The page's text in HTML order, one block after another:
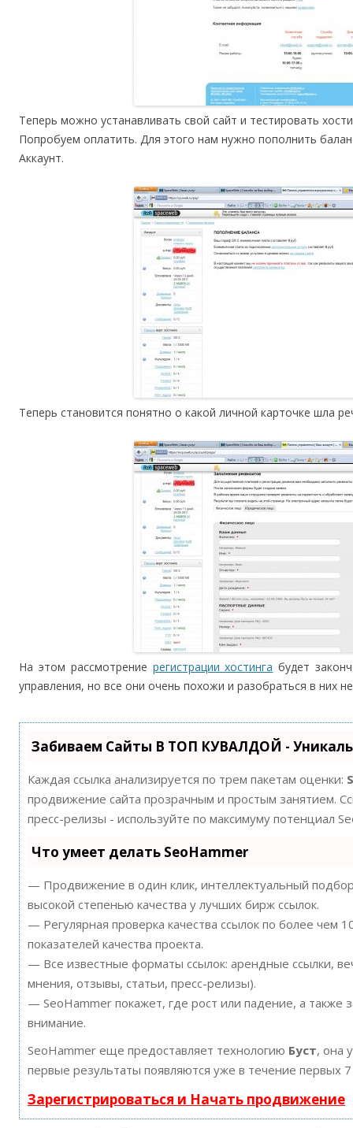
Теперь можно устанавливать свой сайт и тестировать
Попробуем оплатить. Для этого нам нужно пополнить
Аккаунт.
Теперь становится понятно о какой личной карточке шла
На этом рассмотрение регистрации хостинга будет
управления, но все они очень похожи и разобраться в них
Забиваем Сайты В ТОП КУВАЛДОЙ -
Каждая ссылка анализируется по трем пакетам оценки:
продвижение сайта прозрачным и простым занятием.
пресс-релизы - используйте по максимуму потенциал
Что умеет делать SeoHammer
— Продвижение в один клик, интеллектуальный
высокой степенью качества у лучших бирж ссылок.
— Регулярная проверка качества ссылок по более чем
показателей качества проекта.
— Все известные форматы ссылок: арендные ссылки,
мнения, отзывы, статьи, пресс-релизы).
— SeoHammer покажет, где рост или падение, а также
внимание.
SeoHammer еще предоставляет технологию Буст, она
первые результаты появляются уже в течение первых
Зарегистрироваться и Начать продвижение